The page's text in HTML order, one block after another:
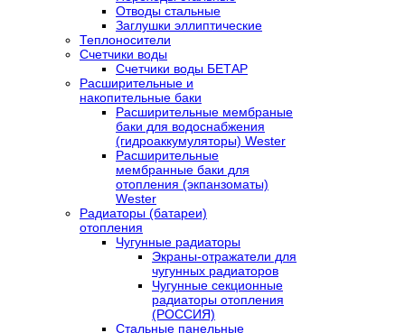
Отводы стальные
Заглушки эллиптические
Теплоносители
Счетчики воды
Счетчики воды БЕТАР
Расширительные и
накопительные баки
Расширительные мембраные
баки для водоснабжения
(гидроаккумуляторы) Wester
Расширительные
мембранные баки для
отопления (экпанзоматы)
Wester
Радиаторы (батареи)
отопления
Чугунные радиаторы
Экраны-отражатели для
чугунных радиаторов
Чугунные секционные
радиаторы отопления
(РОССИЯ)
Стальные панельные